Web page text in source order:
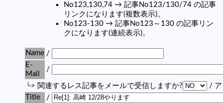
No123,130,74 → 記事No123/130/74 の記事
リンクになります(複数表示)。
No123-130 → 記事No123～130 の記事リン
クになります(連続表示)。
Name /
E-
Mail
/
└> 関連するレス記事をメールで受信しますか?
/ ア
Title
/